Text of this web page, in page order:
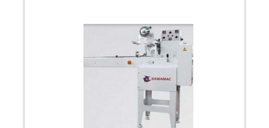
que alcança embalar de 60 a 150
aumento de resultados e lucros que
podem impulsionar ainda ma....